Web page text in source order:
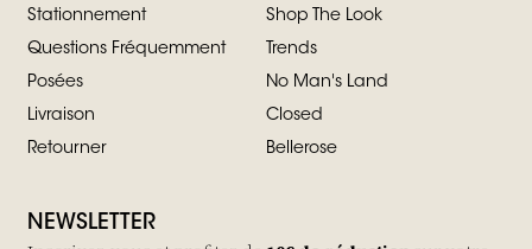
Stationnement
Questions Fréquemment
Posées
Livraison
Retourner
Shop The Look
Trends
No Man's Land
Closed
Bellerose
NEWSLETTER